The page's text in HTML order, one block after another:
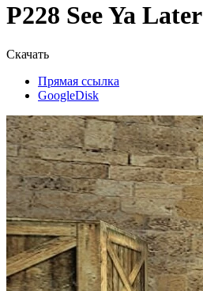
P228 See Ya Later
Скачать
Прямая ссылка
GoogleDisk